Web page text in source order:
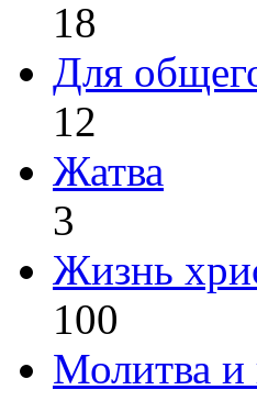
18
Для
12
Жатва
3
Жизнь
100
Молитва и